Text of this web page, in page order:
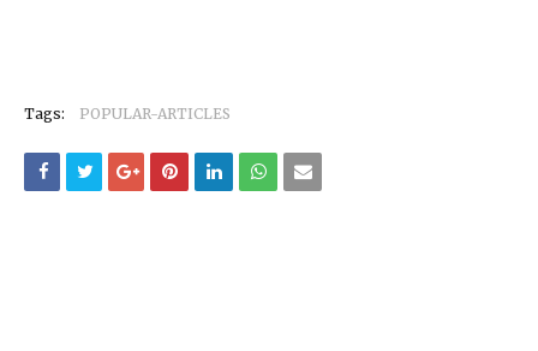
Tags: POPULAR-ARTICLES